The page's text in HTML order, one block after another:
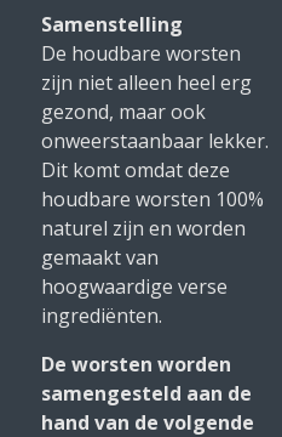
Samenstelling
De houdbare worsten
zijn niet alleen heel erg
gezond, maar ook
onweerstaanbaar lekker.
Dit komt omdat deze
houdbare worsten 100%
naturel zijn en worden
gemaakt van
hoogwaardige verse
ingrediënten.
De worsten worden
samengesteld aan de
hand van de volgende